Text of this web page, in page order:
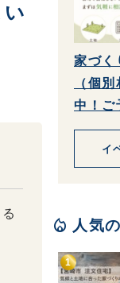
家づ
（個
中！ご
イ
local_fire_department 人気